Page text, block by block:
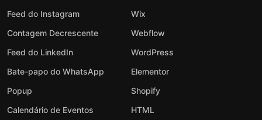
Feed do Instagram
Contagem Decrescente
Feed do LinkedIn
Bate-papo do WhatsApp
Popup
Calendário de Eventos
Wix
Webflow
WordPress
Elementor
Shopify
HTML